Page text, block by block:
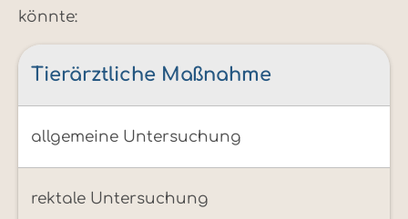
könnte:
Tierärztliche Maßnahme
allgemeine Untersuchung
rektale Untersuchung